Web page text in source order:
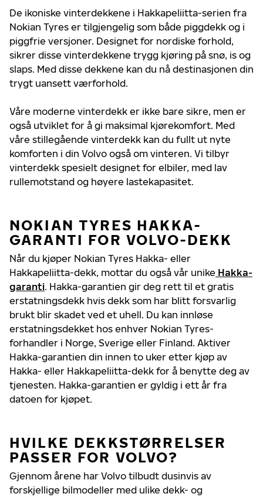
De ikoniske vinterdekkene i Hakkapeliitta-serien fra
Nokian Tyres er tilgjengelig som både piggdekk og i
piggfrie versjoner. Designet for nordiske forhold,
sikrer disse vinterdekkene trygg kjøring på snø, is og
slaps. Med disse dekkene kan du nå destinasjonen din
trygt uansett værforhold.
Våre moderne vinterdekk er ikke bare sikre, men er
også utviklet for å gi maksimal kjørekomfort. Med
våre stillegående vinterdekk kan du fullt ut nyte
komforten i din Volvo også om vinteren. Vi tilbyr
vinterdekk spesielt designet for elbiler, med lav
rullemotstand og høyere lastekapasitet.
NOKIAN TYRES HAKKA-
GARANTI FOR VOLVO-DEKK
Når du kjøper Nokian Tyres Hakka- eller
Hakkapeliitta-dekk, mottar du også vår unike Hakka-
garanti. Hakka-garantien gir deg rett til et gratis
erstatningsdekk hvis dekk som har blitt forsvarlig
brukt blir skadet ved et uhell. Du kan innløse
erstatningsdekket hos enhver Nokian Tyres-
forhandler i Norge, Sverige eller Finland. Aktiver
Hakka-garantien din innen to uker etter kjøp av
Hakka- eller Hakkapeliitta-dekk for å benytte deg av
tjenesten. Hakka-garantien er gyldig i ett år fra
datoen for kjøpet.
HVILKE DEKKSTØRRELSER
PASSER FOR VOLVO?
Gjennom årene har Volvo tilbudt dusinvis av
forskjellige bilmodeller med ulike dekk- og